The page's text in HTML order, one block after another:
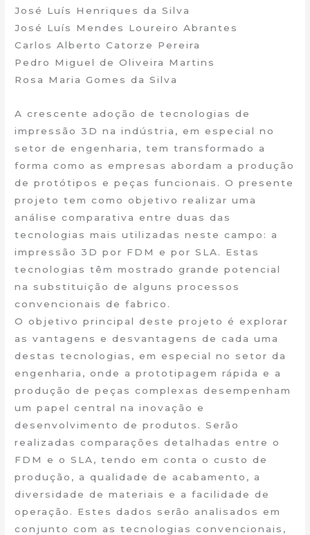
José Luís Henriques da Silva
José Luís Mendes Loureiro Abrantes
Carlos Alberto Catorze Pereira
Pedro Miguel de Oliveira Martins
Rosa Maria Gomes da Silva
A crescente adoção de tecnologias de
impressão 3D na indústria, em especial no
setor de engenharia, tem transformado a
forma como as empresas abordam a produção
de protótipos e peças funcionais. O presente
projeto tem como objetivo realizar uma
análise comparativa entre duas das
tecnologias mais utilizadas neste campo: a
impressão 3D por FDM e por SLA. Estas
tecnologias têm mostrado grande potencial
na substituição de alguns processos
convencionais de fabrico.
O objetivo principal deste projeto é explorar
as vantagens e desvantagens de cada uma
destas tecnologias, em especial no setor da
engenharia, onde a prototipagem rápida e a
produção de peças complexas desempenham
um papel central na inovação e
desenvolvimento de produtos. Serão
realizadas comparações detalhadas entre o
FDM e o SLA, tendo em conta o custo de
produção, a qualidade de acabamento, a
diversidade de materiais e a facilidade de
operação. Estes dados serão analisados em
conjunto com as tecnologias convencionais,